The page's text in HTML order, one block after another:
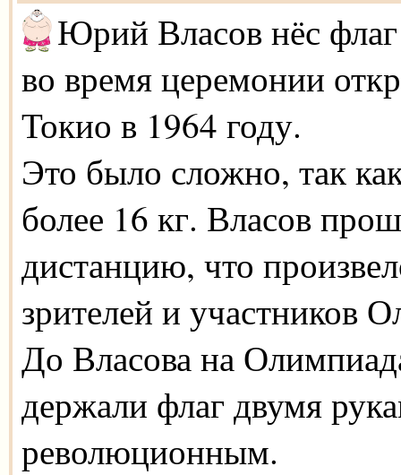
Юрий Власов нёс
во время церемонии
Токио в 1964 году.
Это было сложно, так
более 16 кг. Власов
дистанцию, что
зрителей и участников
До Власова на
держали флаг двумя
революционным.